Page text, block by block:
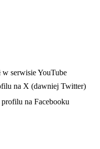
karcie
w serwisie YouTube
na X (dawniej Twitter)
karcie na Facebooku